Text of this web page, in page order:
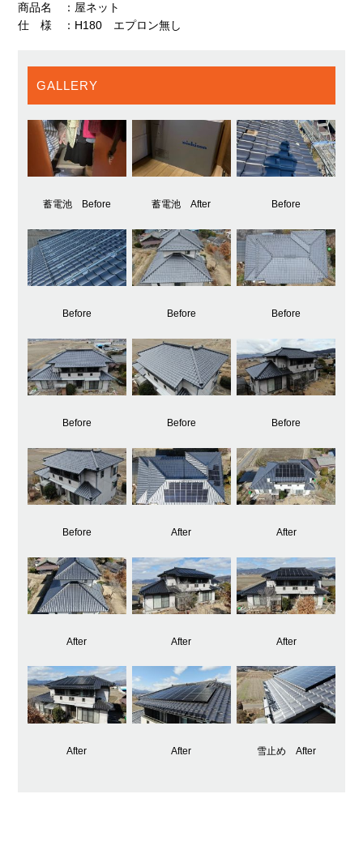
商品名 ：屋ネット
仕 様 ：H180 エプロン無し
GALLERY
蓄電池 Before 蓄電池 After Before
Before Before Before
Before Before Before
Before After After
After After After
After After 雪止め After